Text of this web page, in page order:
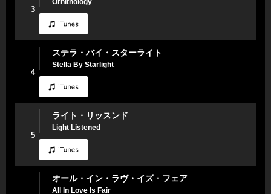
3
Ornithology
4
ステラ・バイ・スターライト
Stella By Starlight
5
ライト・リッスンド
Light Listened
オール・イン・ラヴ・イズ・フェア
All In Love Is Fair